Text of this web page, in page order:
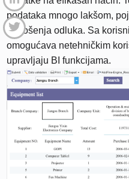
podataka mnogo lakšom,
donošenja odluka. Sa
omogućava netehničkim
upravljaju BI funkcijama.